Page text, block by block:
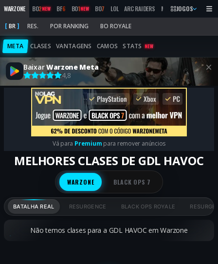
WARZONE BO2NEW BF6 BO1NEW BO7 LOL ARC RAIDERS MW 2019 MARATHON
JOGOS
BR RES. POR RANKING BO ROYALE
META CLASES VANTAGENS CAMOS STATS NEW
BaixarWarzone Meta
4,8
Vá para Premium para remover anúncios
MELHORES CLASES DE GDL HAVOC
WARZONE BLACK OPS 7
BATALHA REAL RESURGENCE BLACK OPS ROYALE
Não temos clases para a GDL HAVOC em Warzone